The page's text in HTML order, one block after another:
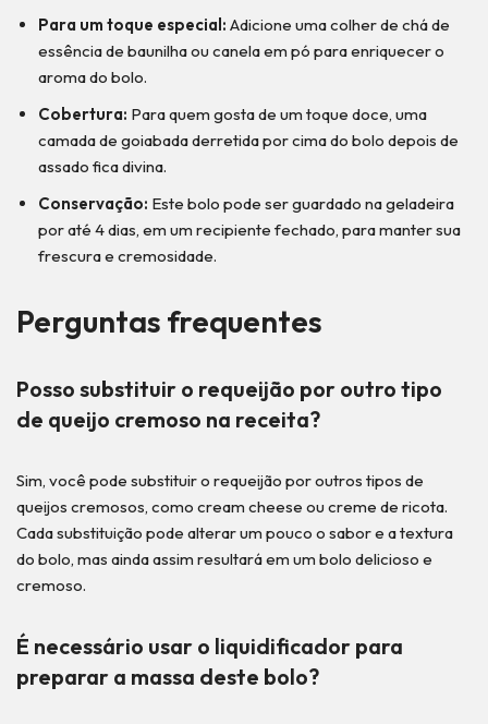
Para um toque especial: Adicione uma colher de chá de
essência de baunilha ou canela em pó para enriquecer o
aroma do bolo.
Cobertura: Para quem gosta de um toque doce, uma
camada de goiabada derretida por cima do bolo depois de
assado fica divina.
Conservação: Este bolo pode ser guardado na geladeira
por até 4 dias, em um recipiente fechado, para manter sua
frescura e cremosidade.
Perguntas frequentes
Posso substituir o requeijão por outro tipo
de queijo cremoso na receita?
Sim, você pode substituir o requeijão por outros tipos de
queijos cremosos, como cream cheese ou creme de ricota.
Cada substituição pode alterar um pouco o sabor e a textura
do bolo, mas ainda assim resultará em um bolo delicioso e
cremoso.
É necessário usar o liquidificador para
preparar a massa deste bolo?